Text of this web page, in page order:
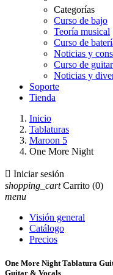
Categorías
Curso de bajo
Teoría musical
Curso de
Noticias y
Curso de
Noticias y
Soporte
Tienda
Inicio
Tablaturas
Maroon 5
One More Night
 Iniciar sesión
shopping_cart Carrito (0)
menu
Visión general
Catálogo
Precios
One More Night Tablatura
Guitar & Vocals